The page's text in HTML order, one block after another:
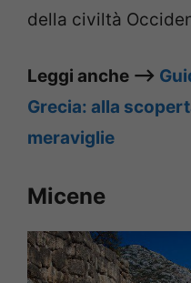
della civiltà
Leggi anche –>
Grecia: alla
meraviglie
Micene